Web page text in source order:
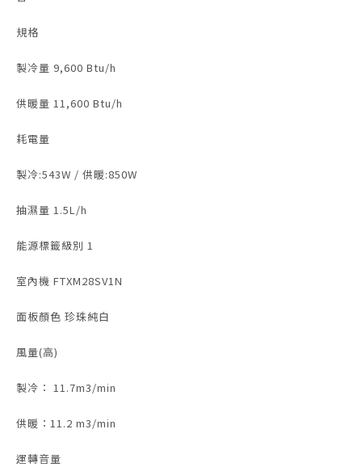
規格
製冷量 9,600 Btu/h
供暖量 11,600 Btu/h
耗電量
製冷:543W / 供暖:850W
抽濕量 1.5L/h
能源標籤級別 1
室內機 FTXM28SV1N
面板顏色 珍珠純白
風量(高)
製冷： 11.7m3/min
供暖：11.2 m3/min
運轉音量